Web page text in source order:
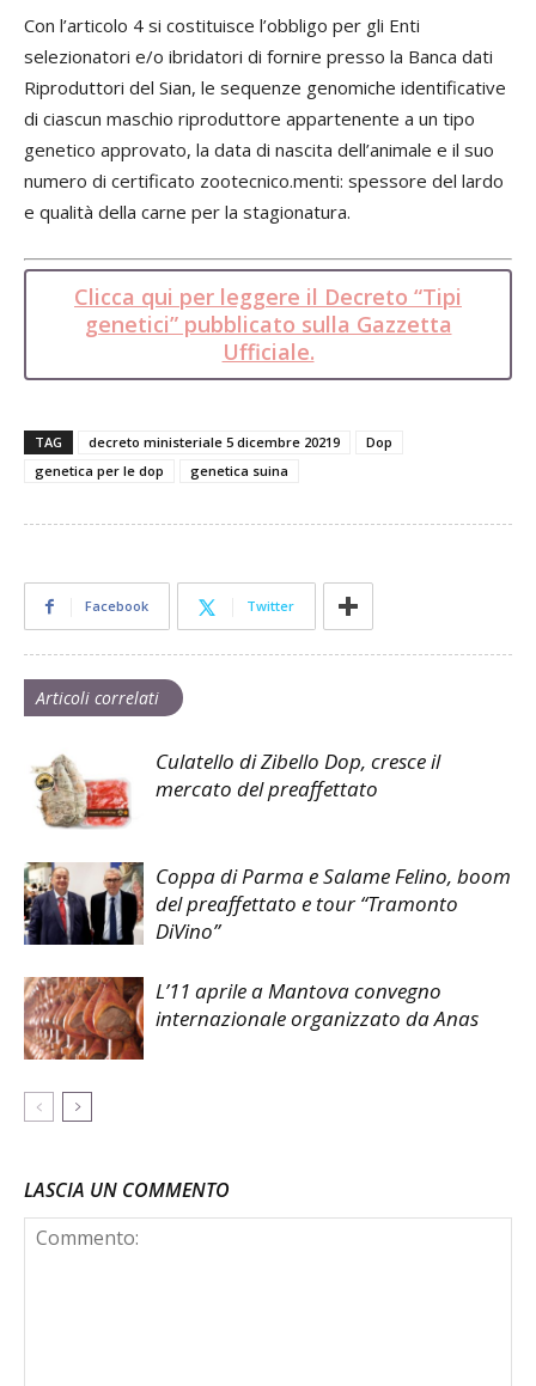
Con l’articolo 4 si costituisce l’obbligo per gli Enti
selezionatori e/o ibridatori di fornire presso la Banca dati
Riproduttori del Sian, le sequenze genomiche identificative
di ciascun maschio riproduttore appartenente a un tipo
genetico approvato, la data di nascita dell’animale e il suo
numero di certificato zootecnico.menti: spessore del lardo
e qualità della carne per la stagionatura.
Clicca qui per leggere il Decreto “Tipi
genetici” pubblicato sulla Gazzetta
Ufficiale.
TAG decreto ministeriale 5 dicembre 20219
Dop
genetica per le dop
genetica suina
Facebook Twitter
Articoli correlati
Culatello di Zibello Dop, cresce il
mercato del preaffettato
Coppa di Parma e Salame Felino, boom
del preaffettato e tour “Tramonto
DiVino”
L’11 aprile a Mantova convegno
internazionale organizzato da Anas
LASCIA UN COMMENTO